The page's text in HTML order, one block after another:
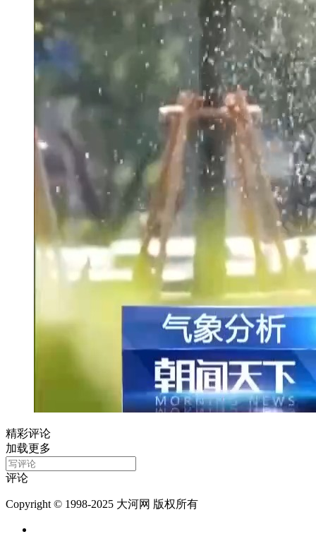
精彩评论
加载更多
评论
Copyright © 1998-2025 大河网 版权所有